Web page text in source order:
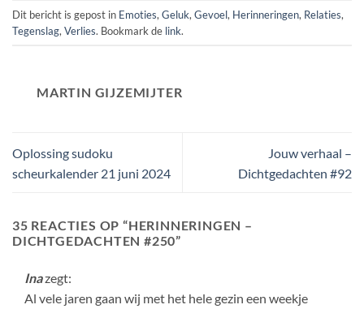
Dit bericht is gepost in Emoties, Geluk, Gevoel, Herinneringen, Relaties,
Tegenslag, Verlies. Bookmark de link.
MARTIN GIJZEMIJTER
Oplossing sudoku
scheurkalender 21 juni 2024
Jouw verhaal –
Dichtgedachten #92
35 REACTIES OP “HERINNERINGEN –
DICHTGEDACHTEN #250”
Inazegt:
Al vele jaren gaan wij met het hele gezin een weekje